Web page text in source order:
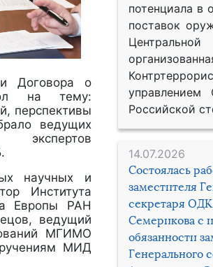
потенциала в
поставок
Российской
14.07.2026
Состоялась
заместителя
секретаря
Семерикова с
обязанности
Генерального
Договора о
на тему:
перспективы
ведущих
экспертов
научных и
Института
Европы РАН
ведущий
МГИМО
МИД